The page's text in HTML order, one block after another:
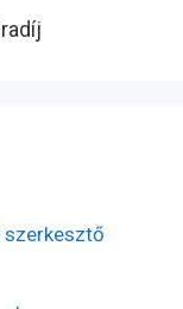
szerkesztő